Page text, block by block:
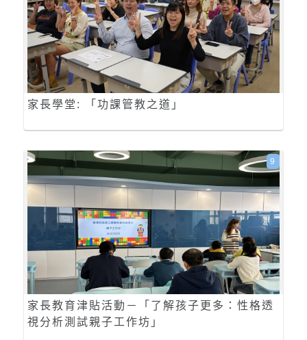
家長學堂: 「功課管教之道」
家長教育津貼活動－「了解孩子更多：性格透
視分析測試親子工作坊」
9